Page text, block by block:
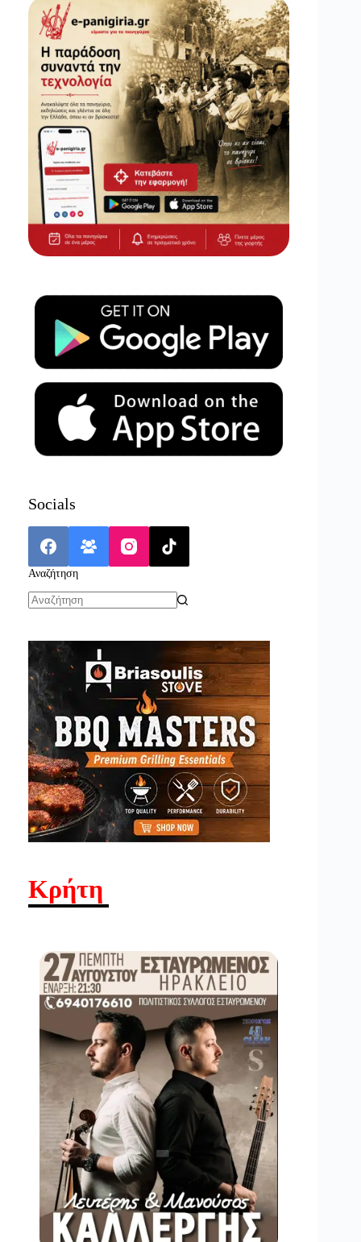
Socials
Αναζήτηση
Κρήτη